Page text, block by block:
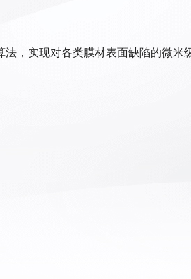
，实现对各类膜材表面缺陷的微米